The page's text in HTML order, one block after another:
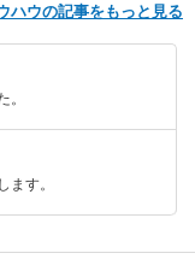
ハウの記事をもっと見る
。
ます。